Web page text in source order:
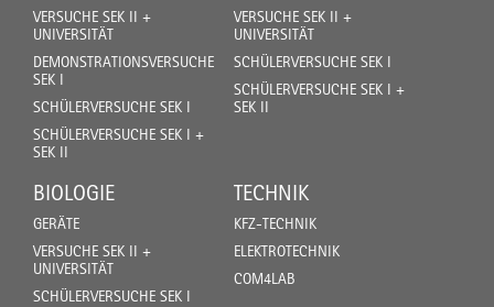
VERSUCHE SEK II +
UNIVERSITÄT
DEMONSTRATIONSVERSUCHE
SEK I
SCHÜLERVERSUCHE SEK I
SCHÜLERVERSUCHE SEK I +
SEK II
VERSUCHE SEK II +
UNIVERSITÄT
SCHÜLERVERSUCHE SEK I
SCHÜLERVERSUCHE SEK I +
SEK II
BIOLOGIE
GERÄTE
VERSUCHE SEK II +
UNIVERSITÄT
SCHÜLERVERSUCHE SEK I
TECHNIK
KFZ-TECHNIK
ELEKTROTECHNIK
COM4LAB